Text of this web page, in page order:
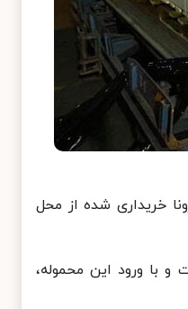
خریداری شده از محل
آسترازنکا است و با ورود این محموله،